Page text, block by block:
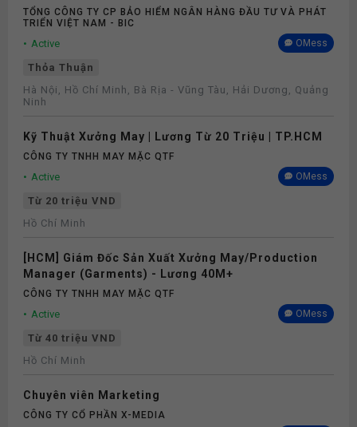
Số
TỔNG CÔNG TY CP BẢO HIỂM NGÂN HÀNG ĐẦU TƯ VÀ PHÁT
TRIỂN VIỆT NAM - BIC
Active OMess
Thỏa Thuận
Hà Nội, Hồ Chí Minh, Bà Rịa - Vũng Tàu, Hải Dương, Quảng
Ninh
Kỹ Thuật Xưởng May | Lương Từ 20 Triệu | TP.HCM
CÔNG TY TNHH MAY MẶC QTF
Active OMess
Từ 20 triệu VND
Hồ Chí Minh
[HCM] Giám Đốc Sản Xuất Xưởng May/Production
Manager (Garments) - Lương 40M+
CÔNG TY TNHH MAY MẶC QTF
Active OMess
Từ 40 triệu VND
Hồ Chí Minh
Chuyên viên Marketing
CÔNG TY CỔ PHẦN X-MEDIA